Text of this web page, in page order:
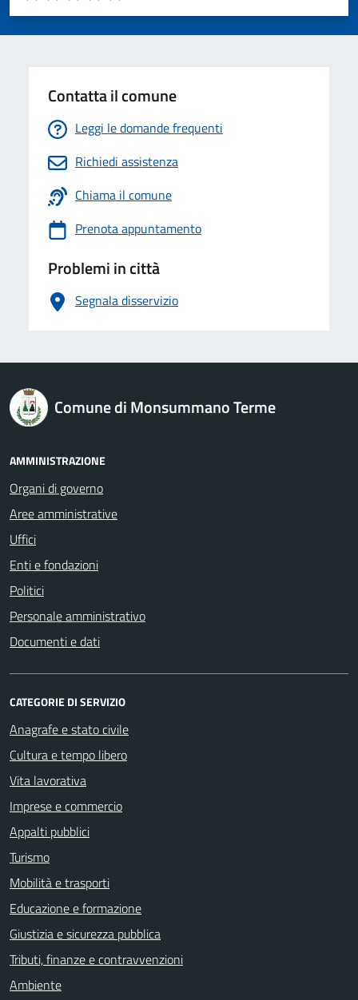
Valuta 5 stelle su 5
Valuta 4 stelle su 5
Valuta 3 stelle su 5
Valuta 2 stelle su 5
Valuta 1 stelle su 5
Contatta il comune
Leggi le domande frequenti
Richiedi assistenza
Chiama il comune
Prenota appuntamento
Problemi in città
Segnala disservizio
logo Unione Europea
Comune di Monsummano Terme
AMMINISTRAZIONE
Organi di governo
Aree amministrative
Uffici
Enti e fondazioni
Politici
Personale amministrativo
Documenti e dati
CATEGORIE DI SERVIZIO
Anagrafe e stato civile
Cultura e tempo libero
Vita lavorativa
Imprese e commercio
Appalti pubblici
Turismo
Mobilità e trasporti
Educazione e formazione
Giustizia e sicurezza pubblica
Tributi, finanze e contravvenzioni
Ambiente